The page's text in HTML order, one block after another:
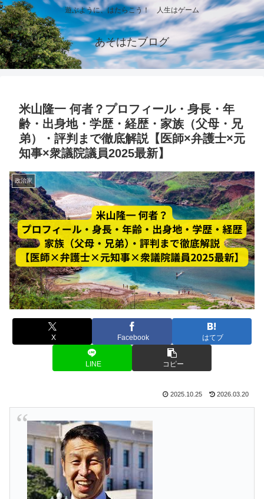
遊ぶように、はたらこう！ 人生はゲーム
あそはたブログ
米山隆一 何者？プロフィール・身長・年
齢・出身地・学歴・経歴・家族（父母・兄
弟）・評判まで徹底解説【医師×弁護士×元
知事×衆議院議員2025最新】
政治家
X Facebook はてブ
LINE コピー
2025.10.25 2026.03.20